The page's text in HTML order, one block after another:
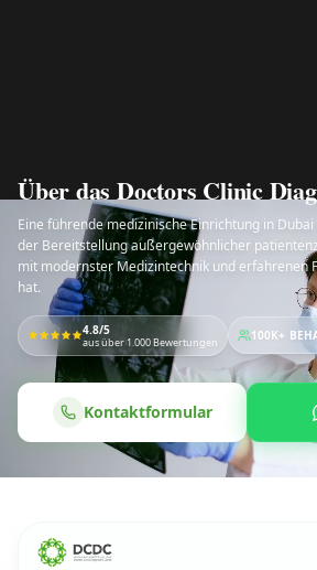
Über das Doctors Clinic
Eine führende medizinische Einrichtung in
der Bereitstellung außergewöhnlicher
mit modernster Medizintechnik und erfahrenen
hat.
4.8/5
aus über 1.000 Bewertungen 100K+
Kontaktformular